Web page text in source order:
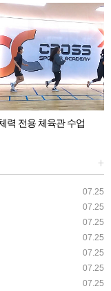
력 전용 체육관 수업
+
07.25
07.25
07.25
07.25
07.25
07.25
07.25